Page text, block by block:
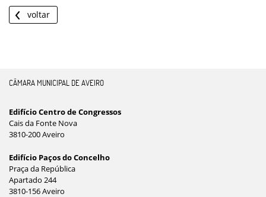
voltar
CÂMARA MUNICIPAL DE AVEIRO
Edifício Centro de Congressos
Cais da Fonte Nova
3810-200 Aveiro
Edifício Paços do Concelho
Praça da República
Apartado 244
3810-156 Aveiro